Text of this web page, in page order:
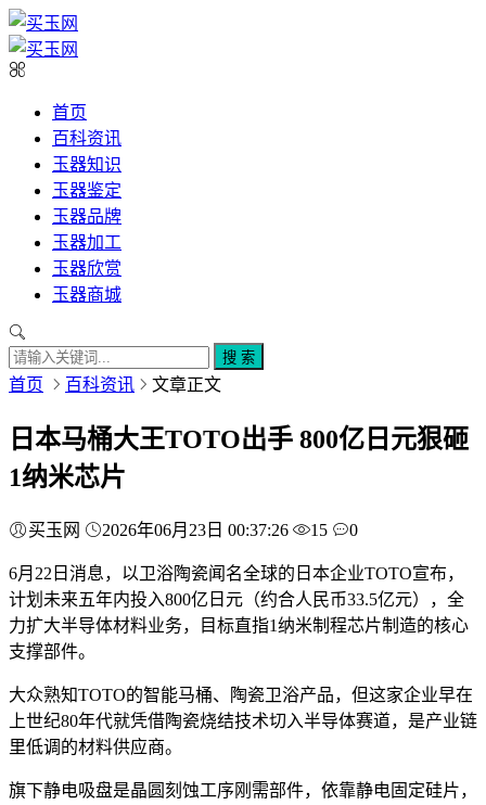
首页
百科资讯
玉器知识
玉器鉴定
玉器品牌
玉器加工
玉器欣赏
玉器商城
搜 索
首页 百科资讯 文章正文
日本马桶大王TOTO出手 800亿日元狠砸
1纳米芯片
买玉网 2026年06月23日 00:37:26 15 0
6月22日消息，以卫浴陶瓷闻名全球的日本企业TOTO宣布，
计划未来五年内投入800亿日元（约合人民币33.5亿元），全
力扩大半导体材料业务，目标直指1纳米制程芯片制造的核心
支撑部件。
大众熟知TOTO的智能马桶、陶瓷卫浴产品，但这家企业早在
上世纪80年代就凭借陶瓷烧结技术切入半导体赛道，是产业链
里低调的材料供应商。
旗下静电吸盘是晶圆刻蚀工序刚需部件，依靠静电固定硅片，